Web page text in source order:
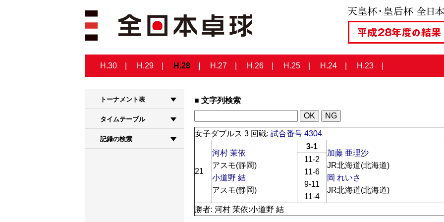
H.30 H.29 H.28 H.27 H.26 H.25 H.24 H.23
トーナメント表
タイムテーブル
記録の検索
文字列検索
女子ダブルス 3 回戦: 試合番号 4304
21
河村 茉依
アスモ(静岡)
小道野 結
アスモ(静岡)
3-1
加藤 亜理沙
JR北海道(北海道)
岡 れいさ
JR北海道(北海道)
11-2
11-6
9-11
11-4
勝者: 河村 茉依:小道野 結